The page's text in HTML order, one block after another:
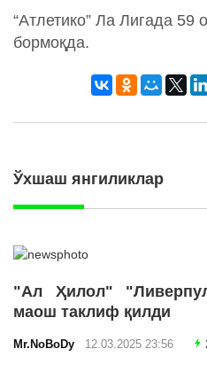
“Атлетико” Ла Лигада 59
бормоқда.
Ўхшаш янгиликлар
"Ал Ҳилол"
маош таклиф қилди
Mr.NoBoDy 12.03.2025 23:56